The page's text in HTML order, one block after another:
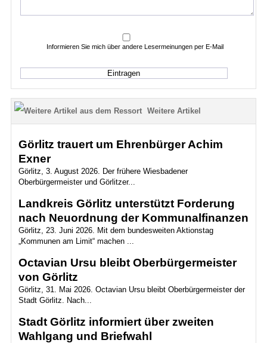
Informieren Sie mich über andere Lesermeinungen per E-Mail
Weitere Artikel
Görlitz trauert um Ehrenbürger Achim
Exner
Görlitz, 3. August 2026. Der frühere Wiesbadener
Oberbürgermeister und Görlitzer...
Landkreis Görlitz unterstützt Forderung
nach Neuordnung der Kommunalfinanzen
Görlitz, 23. Juni 2026. Mit dem bundesweiten Aktionstag
„Kommunen am Limit“ machen ...
Octavian Ursu bleibt Oberbürgermeister
von Görlitz
Görlitz, 31. Mai 2026. Octavian Ursu bleibt Oberbürgermeister der
Stadt Görlitz. Nach...
Stadt Görlitz informiert über zweiten
Wahlgang und Briefwahl